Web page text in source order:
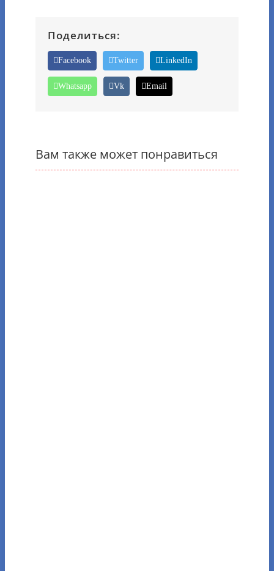
Поделиться:
Facebook Twitter LinkedIn
Whatsapp Vk Email
Вам также может понравиться